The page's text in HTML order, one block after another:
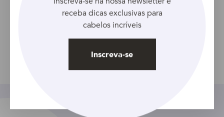
FacebookTwitterPinterest
receba dicas exclusivas para
cabelos incríveis
Inscreva-se